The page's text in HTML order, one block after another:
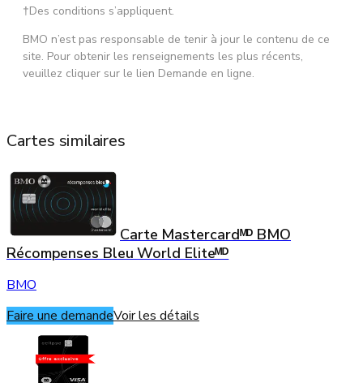
†Des conditions s’appliquent.
BMO n’est pas responsable de tenir à jour le contenu de ce
site. Pour obtenir les renseignements les plus récents,
veuillez cliquer sur le lien Demande en ligne.
Cartes similaires
Carte Mastercardᴹᴰ BMO
Récompenses Bleu World Eliteᴹᴰ
BMO
Faire une demandeVoir les détails